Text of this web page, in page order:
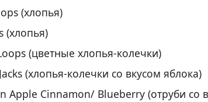
(хлопья)
(хлопья)
(цветные хлопья-колечки)
(хлопья-колечки со вкусом яблока)
Apple Cinnamon/ Blueberry (отруби со